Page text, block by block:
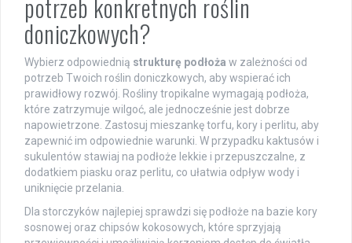
potrzeb konkretnych roślin
doniczkowych?
Wybierz odpowiednią strukturę podłoża w zależności od
potrzeb Twoich roślin doniczkowych, aby wspierać ich
prawidłowy rozwój. Rośliny tropikalne wymagają podłoża,
które zatrzymuje wilgoć, ale jednocześnie jest dobrze
napowietrzone. Zastosuj mieszankę torfu, kory i perlitu, aby
zapewnić im odpowiednie warunki. W przypadku kaktusów i
sukulentów stawiaj na podłoże lekkie i przepuszczalne, z
dodatkiem piasku oraz perlitu, co ułatwia odpływ wody i
uniknięcie przelania.
Dla storczyków najlepiej sprawdzi się podłoże na bazie kory
sosnowej oraz chipsów kokosowych, które sprzyjają